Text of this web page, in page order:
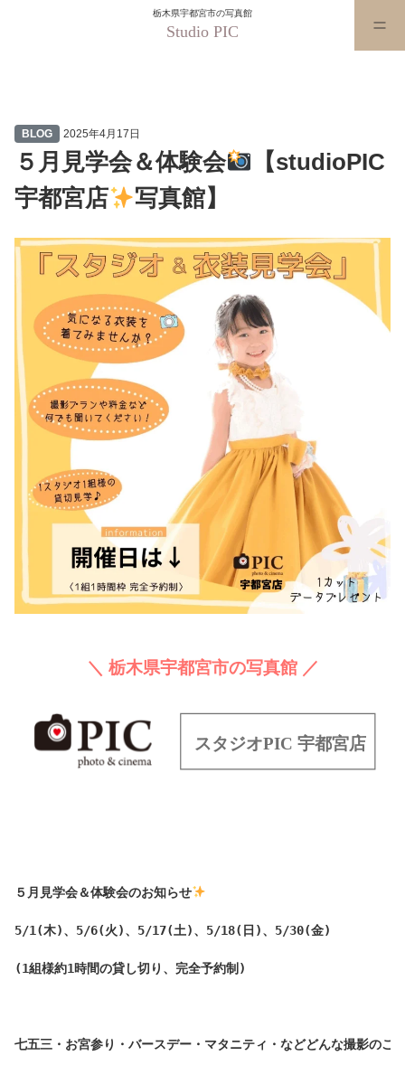
栃木県宇都宮市の写真館
Studio PIC
BLOG 2025年4月17日
５月見学会＆体験会
【studioPIC
宇都宮店
写真館】
＼ 栃木県宇都宮市の写真館 ／
５月見学会＆体験会のお知らせ
5/1(木)、5/6(火)、5/17(土)、5/18(日)、5/30(金)
(1組様約1時間の貸し切り、完全予約制)
七五三・お宮参り・バースデー・マタニティ・などどんな撮影のご